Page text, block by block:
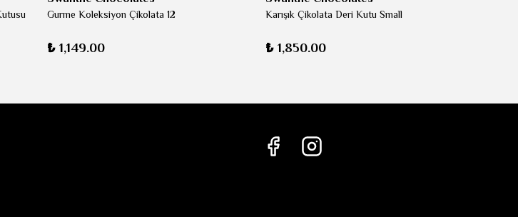
Gurme Koleksiyon Çikolata 12
₺ 1,149.00
Karışık Çikolata Deri Kutu Small
₺ 1,850.00